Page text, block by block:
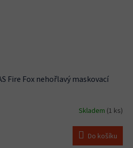
Fire Fox nehořlavý maskovací
Skladem (1 ks)
Do košíku